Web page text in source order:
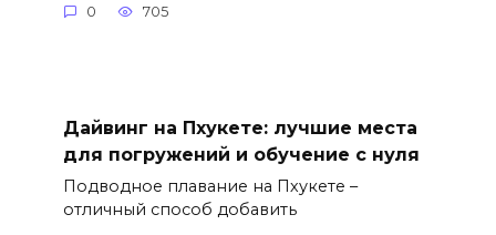
0 705
Дайвинг на Пхукете: лучшие места
для погружений и обучение с нуля
Подводное плавание на Пхукете –
отличный способ добавить